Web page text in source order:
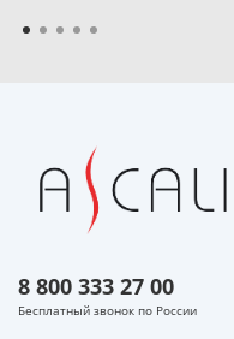
8 800 333 27 00
Бесплатный звонок по России